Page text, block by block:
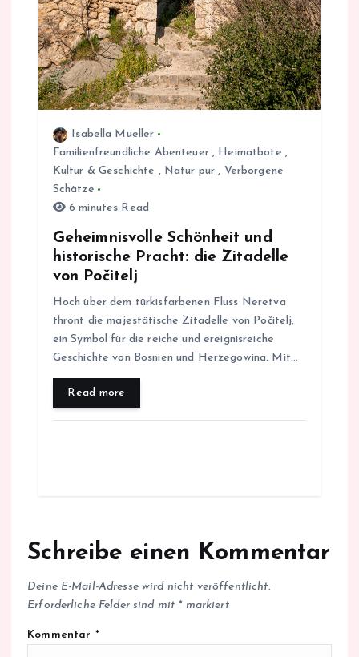
Isabella Mueller
Familienfreundliche Abenteuer, Heimatbote ,
Kultur & Geschichte , Natur pur , Verborgene
Schätze
6 minutes Read
Geheimnisvolle Schönheit und
historische Pracht: die Zitadelle
von Počitelj
Hoch über dem türkisfarbenen Fluss Neretva
thront die majestätische Zitadelle von Počitelj,
ein Symbol für die reiche und ereignisreiche
Geschichte von Bosnien und Herzegowina. Mit…
Read more
Schreibe einen Kommentar
Deine E-Mail-Adresse wird nicht veröffentlicht.
Erforderliche Felder sind mit *markiert
Kommentar *